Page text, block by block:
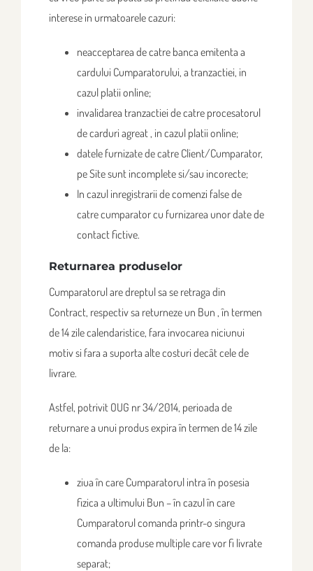
interese in urmatoarele cazuri:
neacceptarea de catre banca emitenta a
cardului Cumparatorului, a tranzactiei, in
cazul platii online;
invalidarea tranzactiei de catre procesatorul
de carduri agreat , in cazul platii online;
datele furnizate de catre Client/Cumparator,
pe Site sunt incomplete si/sau incorecte;
In cazul inregistrarii de comenzi false de
catre cumparator cu furnizarea unor date de
contact fictive.
Returnarea produselor
Cumparatorul are dreptul sa se retraga din
Contract, respectiv sa returneze un Bun , în termen
de 14 zile calendaristice, fara invocarea niciunui
motiv si fara a suporta alte costuri decât cele de
livrare.
Astfel, potrivit OUG nr 34/2014, perioada de
returnare a unui produs expira în termen de 14 zile
de la:
ziua în care Cumparatorul intra în posesia
fizica a ultimului Bun – în cazul în care
Cumparatorul comanda printr-o singura
comanda produse multiple care vor fi livrate
separat;